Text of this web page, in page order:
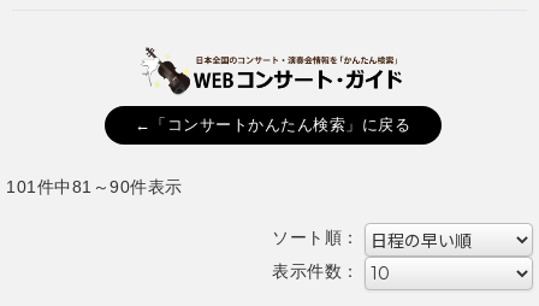
←「コンサートかんたん検索」に戻る
101件中81～90件表示
ソート順：
表示件数：